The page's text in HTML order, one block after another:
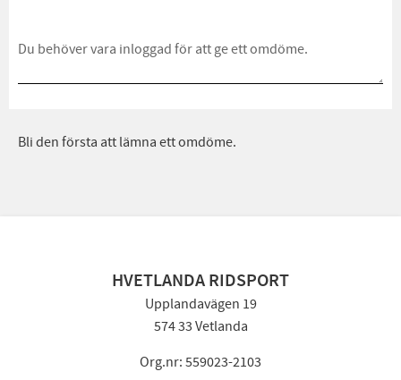
Bli den första att lämna ett omdöme.
HVETLANDA RIDSPORT
Upplandavägen 19
574 33 Vetlanda
Org.nr: 559023-2103